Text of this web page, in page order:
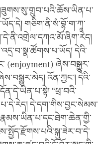
གཅིག་ནི་སཾ་བྷོ་ག་ཀཱ་
དེའི་
(enjoyment) ཞེས་བསྒྱུར་
འོན་ཀྱང་། དེའི་
“ཕྲ་བའི་
དེ་དག་གིས་བྱང་སེམས་